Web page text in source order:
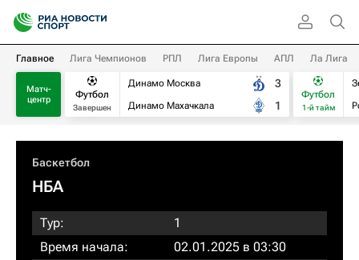
Главное Лига Чемпионов РПЛ Лига Европы АПЛ Ла Лига
Матч-
центр
Футбол
Завершен
Динамо Москва
Динамо Махачкала
3
1
Футбол
1-й тайм
Баскетбол
НБА
Тур:
1
Время начала:
02.01.2025 в 03:30